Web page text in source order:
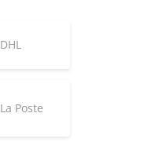
DHL
La Poste